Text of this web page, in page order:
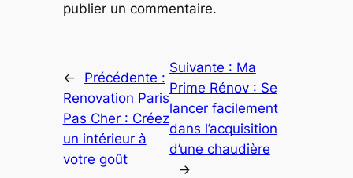
publier un commentaire.
←
Précédente :
Renovation Paris
Pas Cher : Créez
un intérieur à
votre goût
Suivante : Ma
Prime Rénov : Se
lancer facilement
dans l’acquisition
d’une chaudière
→